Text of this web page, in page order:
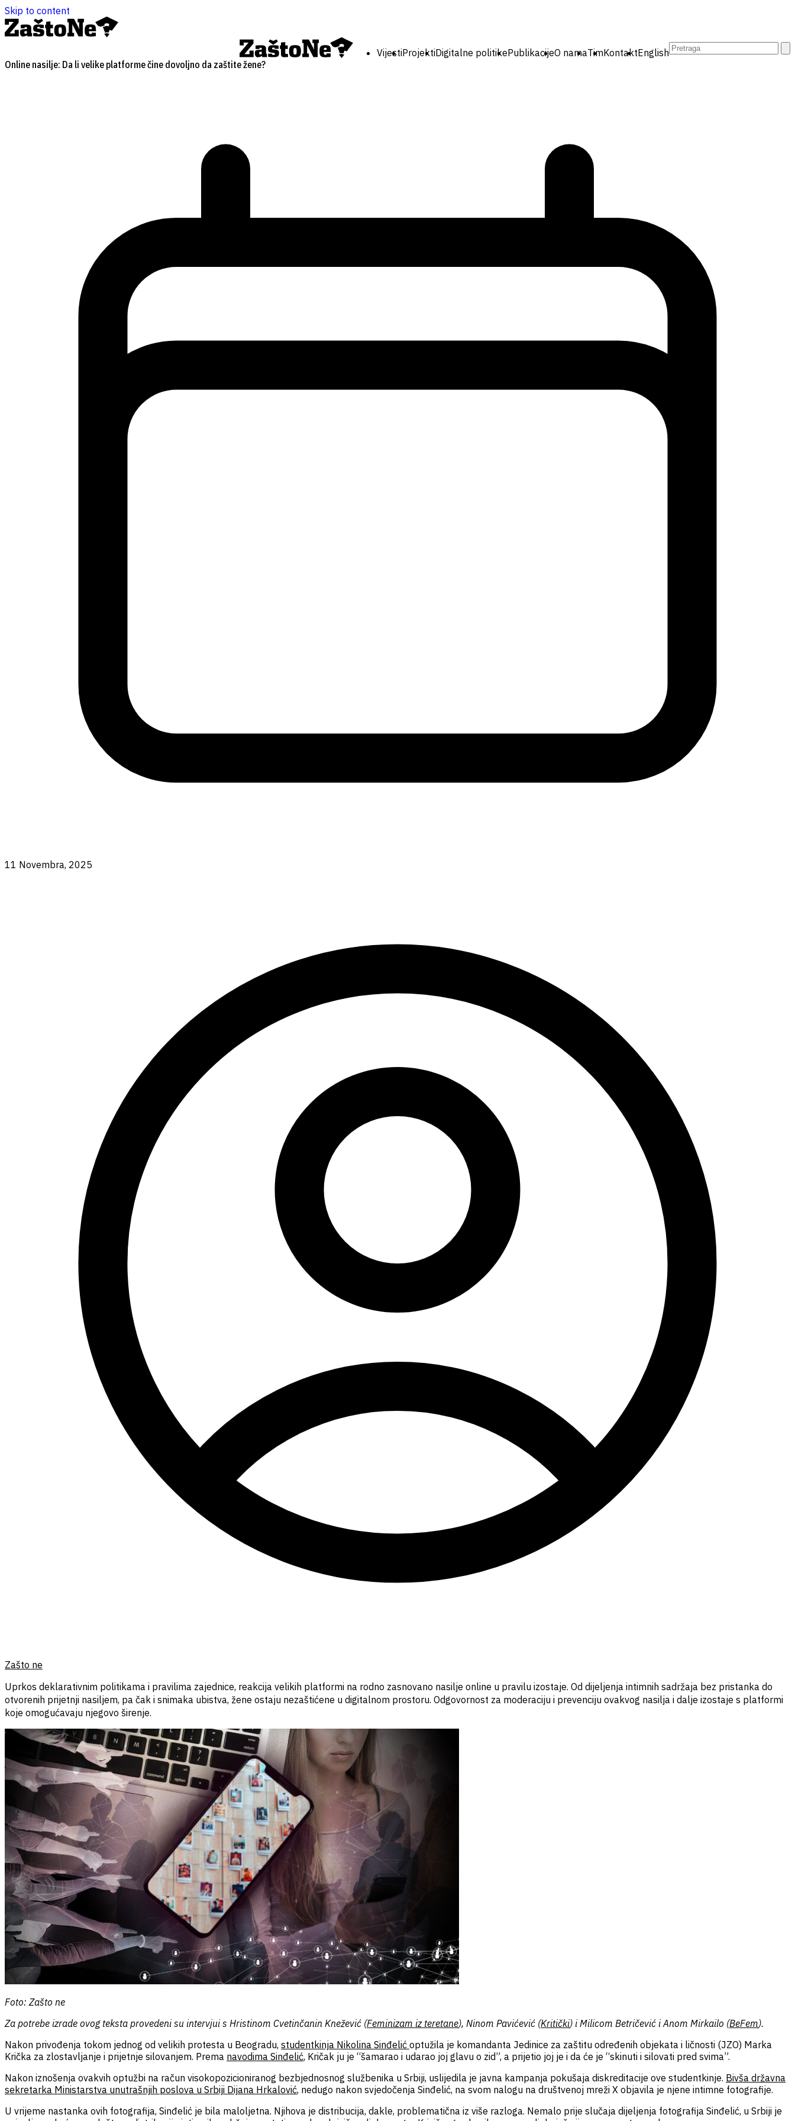
Skip to content
VijestiProjektiDigitalne politikePublikacijeO namaTimKontaktEnglishPretraga:
Online nasilje: Da li velike platforme čine dovoljno da zaštite žene?
11 Novembra, 2025
Zašto ne
Uprkos deklarativnim politikama i pravilima zajednice, reakcija velikih platformi na rodno zasnovano nasilje online u pravilu izostaje. Od dijeljenja intimnih sadržaja bez pristanka do
otvorenih prijetnji nasiljem, pa čak i snimaka ubistva, žene ostaju nezaštićene u digitalnom prostoru. Odgovornost za moderaciju i prevenciju ovakvog nasilja i dalje izostaje s platformi
koje omogućavaju njegovo širenje.
Foto: Zašto ne
Za potrebe izrade ovog teksta provedeni su intervjui s Hristinom Cvetinčanin Knežević (Feminizam iz teretane), Ninom Pavićević (Kritički) i Milicom Betričević i Anom Mirkailo (BeFem).
Nakon privođenja tokom jednog od velikih protesta u Beogradu, studentkinja Nikolina Sinđelić optužila je komandanta Jedinice za zaštitu određenih objekata i ličnosti (JZO) Marka
Krička za zlostavljanje i prijetnje silovanjem. Prema navodima Sinđelić, Kričak ju je “šamarao i udarao joj glavu o zid”, a prijetio joj je i da će je “skinuti i silovati pred svima”.
Nakon iznošenja ovakvih optužbi na račun visokopozicioniranog bezbjednosnog službenika u Srbiji, uslijedila je javna kampanja pokušaja diskreditacije ove studentkinje. Bivša državna
sekretarka Ministarstva unutrašnjih poslova u Srbiji Dijana Hrkalović, nedugo nakon svjedočenja Sinđelić, na svom nalogu na društvenoj mreži X objavila je njene intimne fotografije.
U vrijeme nastanka ovih fotografija, Sinđelić je bila maloljetna. Njihova je distribucija, dakle, problematična iz više razloga. Nemalo prije slučaja dijeljenja fotografija Sinđelić, u Srbiji je